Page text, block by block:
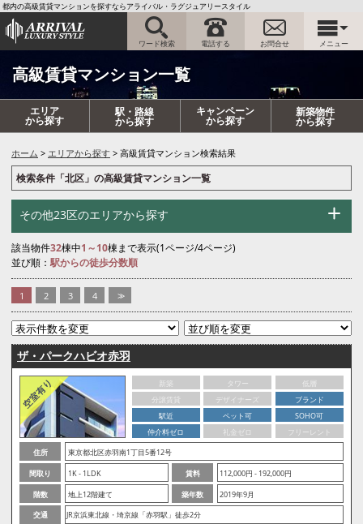
都内の高級賃貸マンションを探すならアライバル・ラグジュアリースタイル
ワード検索 電話する お問合せ メニュー
高級賃貸マンション一覧
エリア
から探す
駅・路線
から探す
キャンペーン
から探す
新築物件
から探す
ホーム エリアから探す 高級賃貸マンション検索結果
検索条件「北区」の高級賃貸マンション一覧
その他23区のエリアから探す
該当物件32棟中1～10棟まで表示(1ページ/4ページ)
並び順：駅からの徒歩分数順
1 2 3 4 >>
ザ・パークハビオ赤羽
新築 タワー
低層
分譲賃貸
デザイナーズ
ブランド
駅近
ペット可
SOHO可
仲介料ゼロ
礼金ゼロ
フリーレント
住所
東京都北区赤羽南1丁目5番12号
間取り
1K - 1LDK 賃料
112,000円 - 192,000円
階数
地上12階建て 築年数
2019年9月
交通
JR京浜東北線・埼京線「赤羽駅」徒歩2分